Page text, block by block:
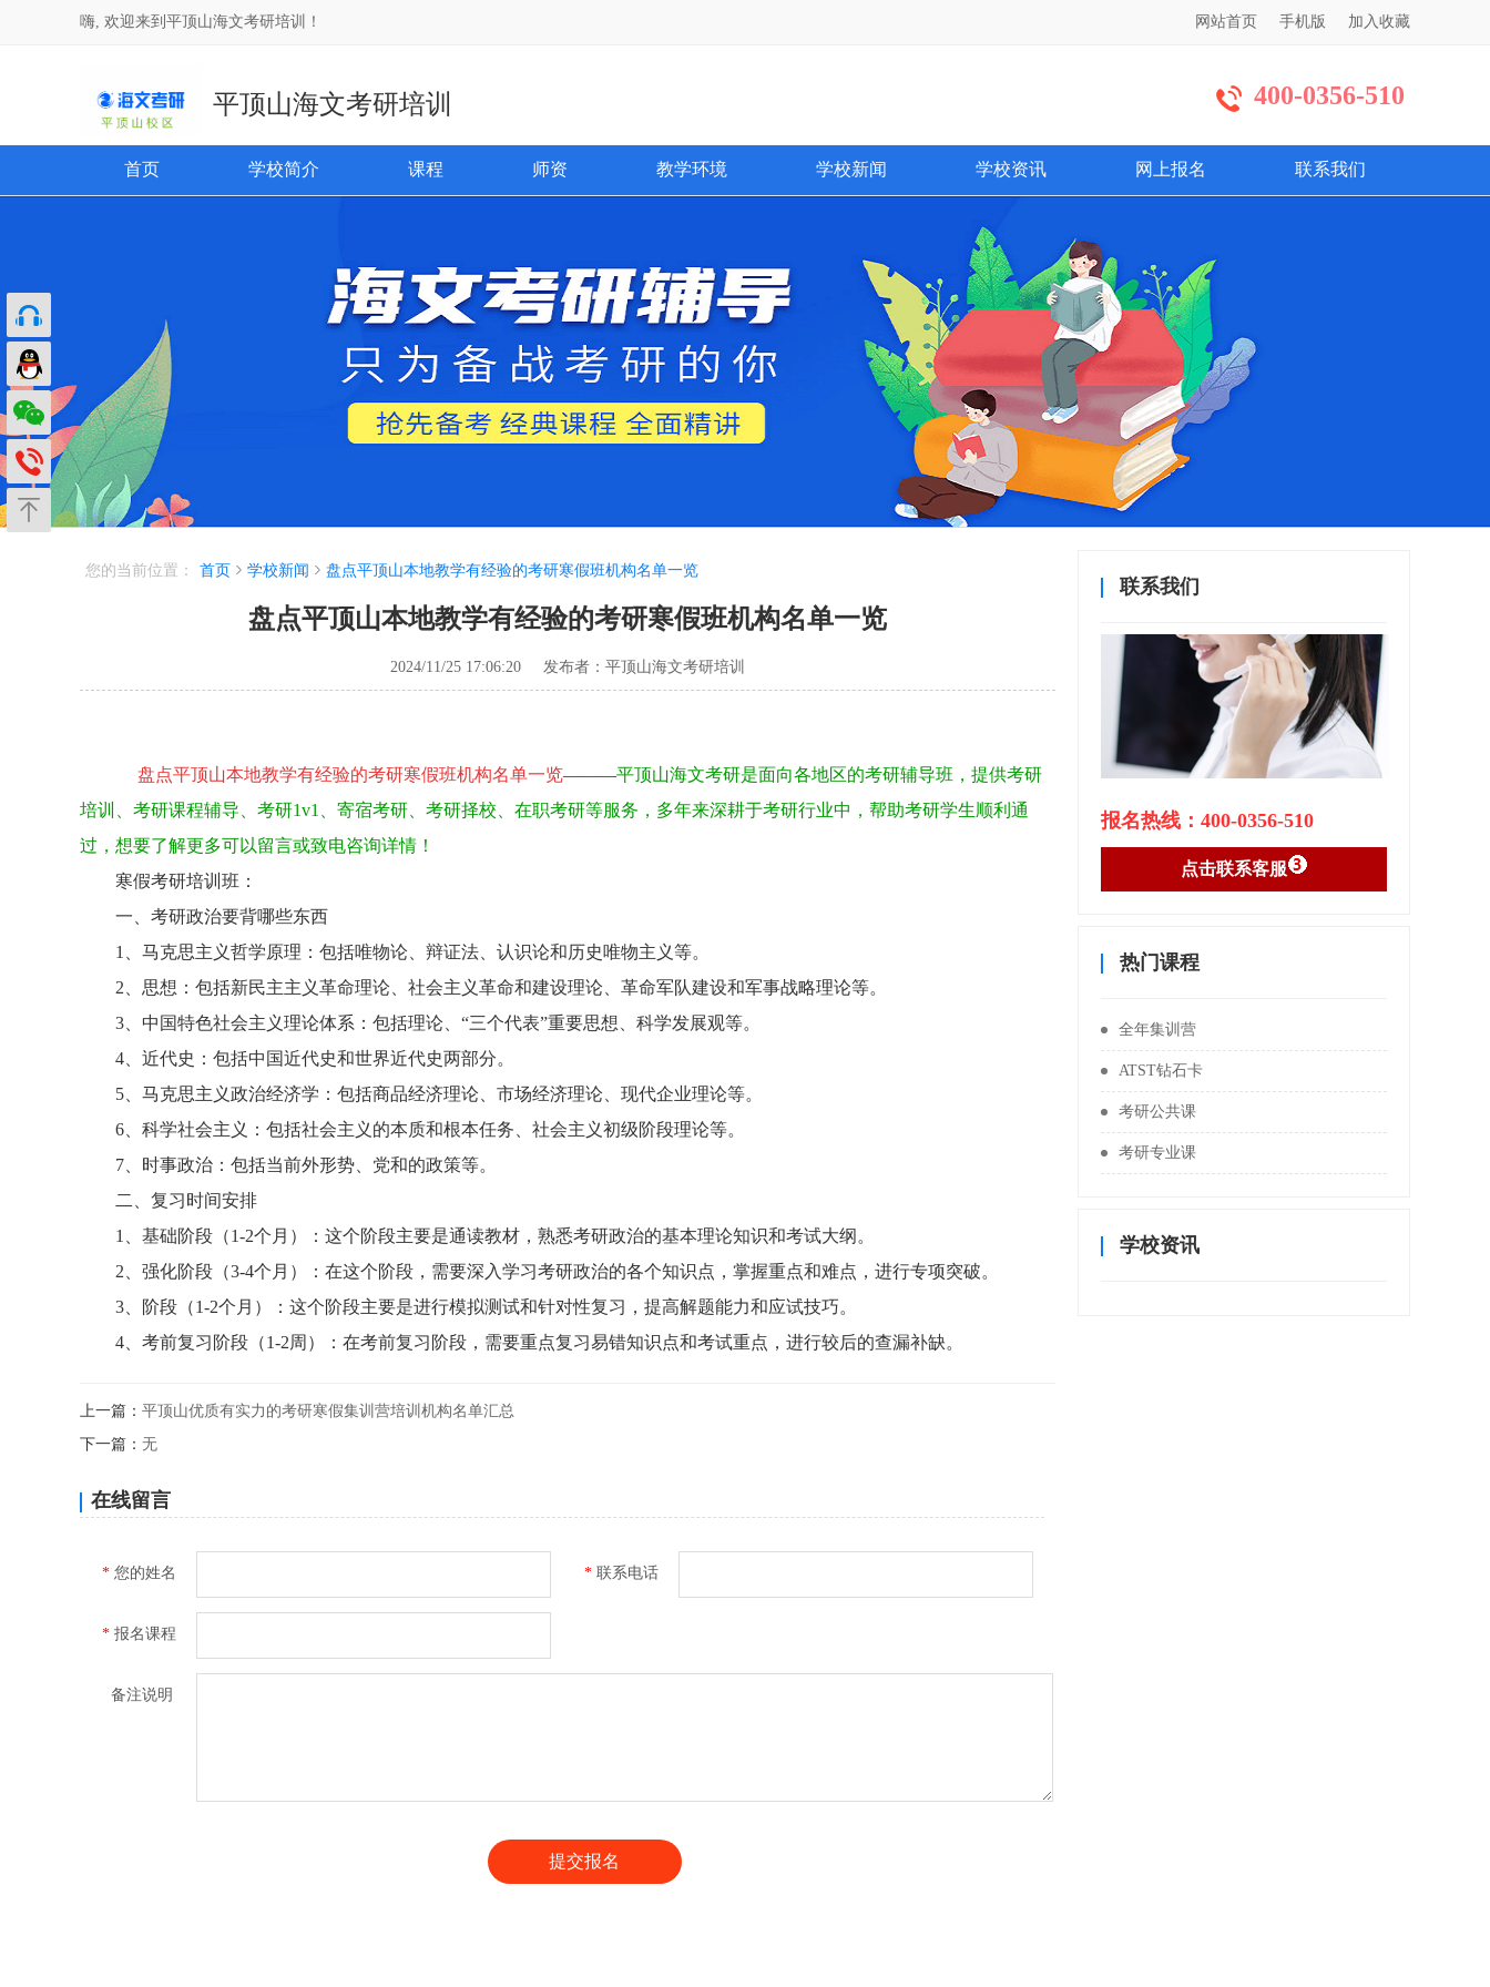
嗨, 欢迎来到平顶山海文考研培训！ 网站首页 手机版 加入收藏
平顶山海文考研培训 400-0356-510
首页 学校简介 课程 师资 教学环境 学校新闻 学校资讯 网上报名 联系我们
您的当前位置： 首页 学校新闻 盘点平顶山本地教学有经验的考研寒假班机构名单一览
盘点平顶山本地教学有经验的考研寒假班机构名单一览
2024/11/25 17:06:20 发布者：平顶山海文考研培训
盘点平顶山本地教学有经验的考研寒假班机构名单一览———平顶山海文考研是面向各地区的考研辅导班，提供考研
培训、考研课程辅导、考研1v1、寄宿考研、考研择校、在职考研等服务，多年来深耕于考研行业中，帮助考研学生顺利通
过，想要了解更多可以留言或致电咨询详情！
寒假考研培训班：
一、考研政治要背哪些东西
1、马克思主义哲学原理：包括唯物论、辩证法、认识论和历史唯物主义等。
2、思想：包括新民主主义革命理论、社会主义革命和建设理论、革命军队建设和军事战略理论等。
3、中国特色社会主义理论体系：包括理论、“三个代表”重要思想、科学发展观等。
4、近代史：包括中国近代史和世界近代史两部分。
5、马克思主义政治经济学：包括商品经济理论、市场经济理论、现代企业理论等。
6、科学社会主义：包括社会主义的本质和根本任务、社会主义初级阶段理论等。
7、时事政治：包括当前外形势、党和的政策等。
二、复习时间安排
1、基础阶段（1-2个月）：这个阶段主要是通读教材，熟悉考研政治的基本理论知识和考试大纲。
2、强化阶段（3-4个月）：在这个阶段，需要深入学习考研政治的各个知识点，掌握重点和难点，进行专项突破。
3、阶段（1-2个月）：这个阶段主要是进行模拟测试和针对性复习，提高解题能力和应试技巧。
4、考前复习阶段（1-2周）：在考前复习阶段，需要重点复习易错知识点和考试重点，进行较后的查漏补缺。
上一篇： 平顶山优质有实力的考研寒假集训营培训机构名单汇总
下一篇： 无
在线留言
* 您的姓名 *联系电话
* 报名课程
备注说明
提交报名
联系我们
报名热线：400-0356-510
点击联系客服
热门课程
全年集训营
ATST钻石卡
考研公共课
考研专业课
学校资讯